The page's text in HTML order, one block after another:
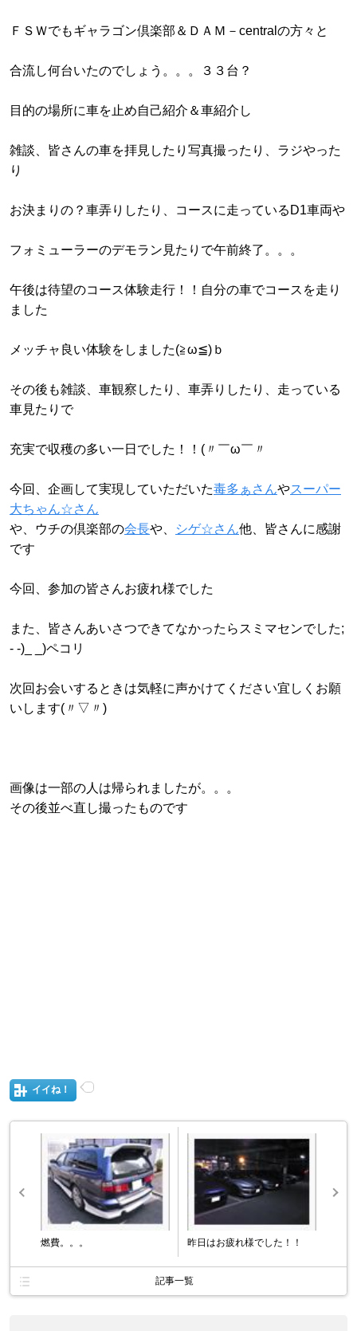
ＦＳＷでもギャラゴン倶楽部＆ＤＡＭ－centralの方々と
合流し何台いたのでしょう。。。３３台？
目的の場所に車を止め自己紹介＆車紹介し
雑談、皆さんの車を拝見したり写真撮ったり、ラジやった
り
お決まりの？車弄りしたり、コースに走っているD1車両や
フォミューラーのデモラン見たりで午前終了。。。
午後は待望のコース体験走行！！自分の車でコースを走り
ました
メッチャ良い体験をしました(≧ω≦)ｂ
その後も雑談、車観察したり、車弄りしたり、走っている
車見たりで
充実で収穫の多い一日でした！！(〃￣ω￣〃ゞ
今回、企画して実現していただいた毒多ぁさんやスーパー
大ちゃん☆さん
や、ウチの倶楽部の会長や、 シゲ☆さん他、皆さんに感謝
です
今回、参加の皆さんお疲れ様でした
また、皆さんあいさつできてなかったらスミマセンでした;
- -)_ _)ペコリ
次回お会いするときは気軽に声かけてください宜しくお願
いします(〃▽〃)
画像は一部の人は帰られましたが。。。
その後並べ直し撮ったものです
イイね！
燃費。。。 昨日はお疲れ様でした！！
記事一覧